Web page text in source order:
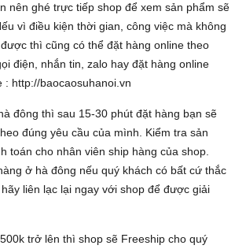
nên ghé trực tiếp shop để xem sản phẩm sẽ
vì điều kiện thời gian, công việc mà không
thì cũng có thể đặt hàng online theo
điện, nhắn tin, zalo hay đặt hàng online
: http://baocaosuhanoi.vn
đông thì sau 15-30 phút đặt hàng bạn sẽ
đúng yêu cầu của mình. Kiểm tra sản
toán cho nhân viên ship hàng của shop.
ở hà đông nếu quý khách có bất cứ thắc
liên lạc lại ngay với shop để được giải
trở lên thì shop sẽ Freeship cho quý